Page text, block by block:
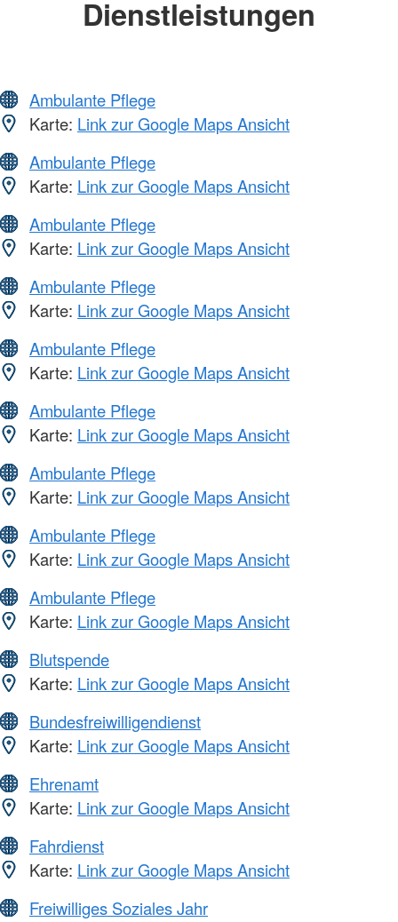
Dienstleistungen
Ambulante Pflege
Karte: Link zur Google Maps Ansicht
Ambulante Pflege
Karte: Link zur Google Maps Ansicht
Ambulante Pflege
Karte: Link zur Google Maps Ansicht
Ambulante Pflege
Karte: Link zur Google Maps Ansicht
Ambulante Pflege
Karte: Link zur Google Maps Ansicht
Ambulante Pflege
Karte: Link zur Google Maps Ansicht
Ambulante Pflege
Karte: Link zur Google Maps Ansicht
Ambulante Pflege
Karte: Link zur Google Maps Ansicht
Ambulante Pflege
Karte: Link zur Google Maps Ansicht
Blutspende
Karte: Link zur Google Maps Ansicht
Bundesfreiwilligendienst
Karte: Link zur Google Maps Ansicht
Ehrenamt
Karte: Link zur Google Maps Ansicht
Fahrdienst
Karte: Link zur Google Maps Ansicht
Freiwilliges Soziales Jahr